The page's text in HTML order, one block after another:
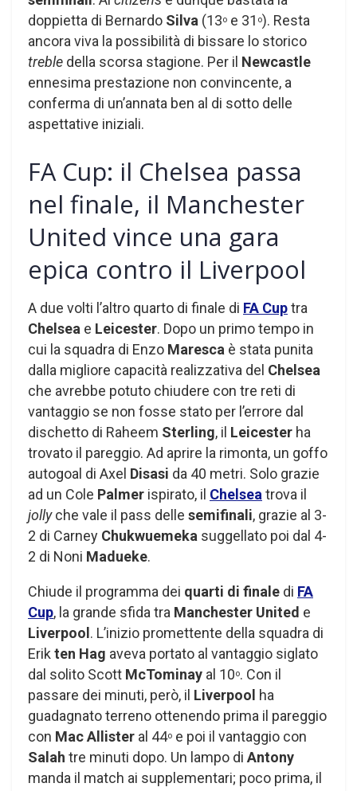
doppietta di Bernardo Silva (13o e 31 o). Resta
ancora viva la possibilità di bissare lo storico
treble della scorsa stagione. Per il Newcastle
ennesima prestazione non convincente, a
conferma di un’annata ben al di sotto delle
aspettative iniziali.
FA Cup: il Chelsea passa
nel finale, il Manchester
United vince una gara
epica contro il Liverpool
A due volti l’altro quarto di finale di FA Cuptra
Chelsea e Leicester. Dopo un primo tempo in
cui la squadra di Enzo Maresca è stata punita
dalla migliore capacità realizzativa del Chelsea
che avrebbe potuto chiudere con tre reti di
vantaggio se non fosse stato per l’errore dal
dischetto di Raheem Sterling, il Leicester ha
trovato il pareggio. Ad aprire la rimonta, un goffo
autogoal di Axel Disasi da 40 metri. Solo grazie
ad un Cole Palmer ispirato, il Chelsea trova il
jollyche vale il pass delle semifinali, grazie al 3-
2 di Carney Chukwuemeka suggellato poi dal 4-
2 di Noni Madueke.
Chiude il programma dei quarti di finale di FA
Cup, la grande sfida tra Manchester United e
Liverpool . L’inizio promettente della squadra di
Erik ten Hag aveva portato al vantaggio siglato
dal solito Scott McTominay al 10o. Con il
passare dei minuti, però, il Liverpool ha
guadagnato terreno ottenendo prima il pareggio
con Mac Allister al 44o e poi il vantaggio con
Salah tre minuti dopo. Un lampo di Antony
manda il match ai supplementari; poco prima, il